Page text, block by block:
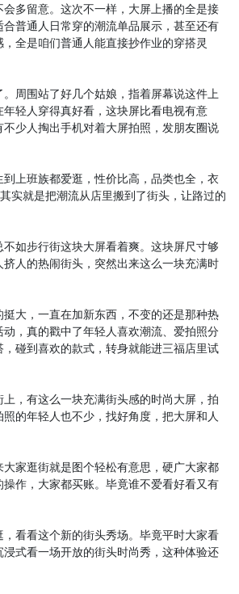
多留意。这次不一样，大屏上播的全是接
普通人日常穿的潮流单品展示，甚至还有
全是咱们普通人能直接抄作业的穿搭灵
周围站了好几个姑娘，指着屏幕说这件上
轻人穿得真好看，这块屏比看电视有意
少人掏出手机对着大屏拍照，发朋友圈说
上班族都爱逛，性价比高，品类也全，衣
实就是把潮流从店里搬到了街头，让路过的
如步行街这块大屏看着爽。这块屏尺寸够
人的热闹街头，突然出来这么一块充满时
大，一直在加新东西，不变的还是那种热
，真的戳中了年轻人喜欢潮流、爱拍照分
碰到喜欢的款式，转身就能进三福店里试
，有这么一块充满街头感的时尚大屏，拍
的年轻人也不少，找好角度，把大屏和人
家逛街就是图个轻松有意思，硬广大家都
作，大家都买账。毕竟谁不爱看好看又有
看看这个新的街头秀场。毕竟平时大家看
式看一场开放的街头时尚秀，这种体验还